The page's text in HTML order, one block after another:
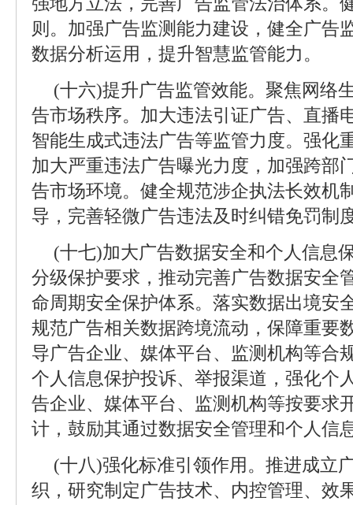
则。加强广告监测能力建设，健全广告
数据分析运用，提升智慧监管能力。
(十六)提升广告监管效能。聚焦网络
告市场秩序。加大违法引证广告、直播
智能生成式违法广告等监管力度。强化
加大严重违法广告曝光力度，加强跨部
告市场环境。健全规范涉企执法长效机
导，完善轻微广告违法及时纠错免罚制
(十七)加大广告数据安全和个人信息
分级保护要求，推动完善广告数据安全
命周期安全保护体系。落实数据出境安
规范广告相关数据跨境流动，保障重要
导广告企业、媒体平台、监测机构等合
个人信息保护投诉、举报渠道，强化个
告企业、媒体平台、监测机构等按要求
计，鼓励其通过数据安全管理和个人信
(十八)强化标准引领作用。推进成立
织，研究制定广告技术、内控管理、效